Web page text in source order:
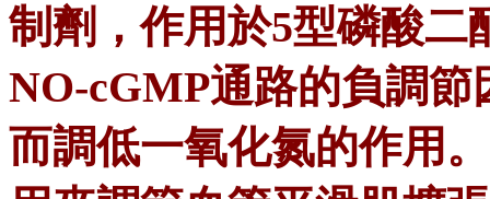
制劑，作用於5型磷酸二
NO-cGMP通路的負調
而調低一氧化氮的作用